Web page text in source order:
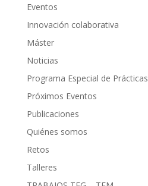
Eventos
Innovación colaborativa
Máster
Noticias
Programa Especial de Prácticas
Próximos Eventos
Publicaciones
Quiénes somos
Retos
Talleres